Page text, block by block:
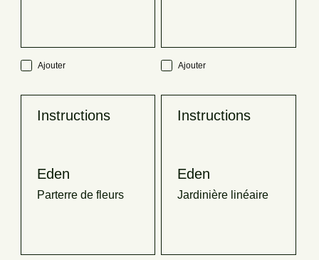
Ajouter Ajouter
Instructions
Eden
Parterre de fleurs
Instructions
Eden
Jardinière linéaire